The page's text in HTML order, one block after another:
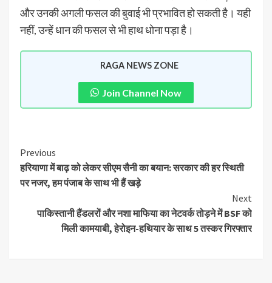
और उनकी अगली फसल की बुवाई भी प्रभावित हो सकती है। यही
नहीं, उन्हें धान की फसल से भी हाथ धोना पड़ा है।
RAGA NEWS ZONE
Join Channel Now
Previous
हरियाणा में बाढ़ को लेकर सीएम सैनी का बयान: सरकार की हर स्थिती
पर नजर, हम पंजाब के साथ भी हैं खड़े
Next
पाकिस्तानी हैंडलरों और नशा माफिया का नेटवर्क तोड़ने में BSF को
मिली कामयाबी, हेरोइन-हथियार के साथ 5 तस्कर गिरफ्तार